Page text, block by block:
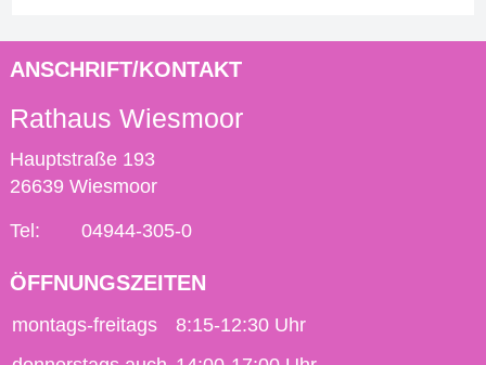
ANSCHRIFT/KONTAKT
Rathaus Wiesmoor
Hauptstraße 193
26639 Wiesmoor
Tel: 04944-305-0
ÖFFNUNGSZEITEN
montags-freitags
8:15-12:30 Uhr